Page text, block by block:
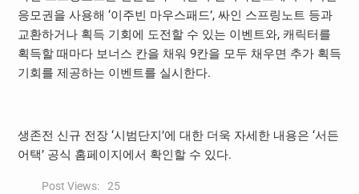
응모권을 사용해 ‘이주빈 마우스패드’, 싸인 스프링노트 등과
교환하거나 획득 기회에 도전할 수 있는 이벤트와, 캐릭터를
획득할 때마다 보너스 칸을 채워 9칸을 모두 채우면 추가 획득
기회를 제공하는 이벤트를 실시한다.
생존전 신규 전장 ‘시범단지’에 대한 더욱 자세한 내용은 ‘서든
어택’ 공식 홈페이지에서 확인할 수 있다.
Post Views: 25